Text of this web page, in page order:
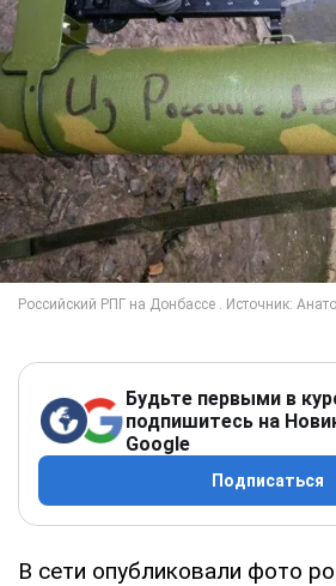
Будьте первыми в
подпишитесь на
Google
Подписаться
В сети опубликовали фото